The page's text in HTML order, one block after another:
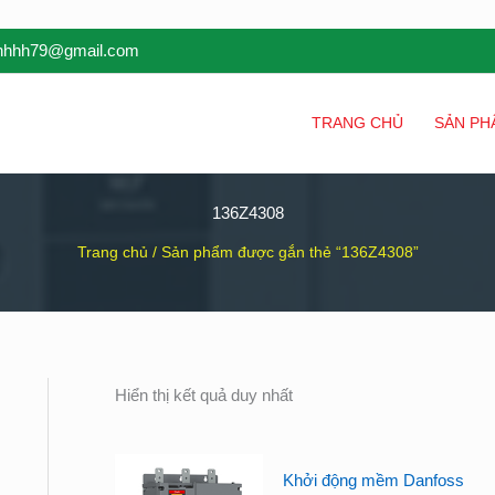
TRANG CHỦ SẢN
136Z4308
Trang chủ / Sản phẩm được gắn thẻ “136Z4308”
Hiển thị kết quả duy nhất
Khởi động mềm Danfoss